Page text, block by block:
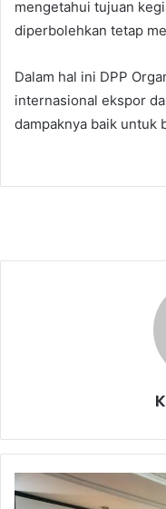
mengetahui tujuan
diperbolehkan tetap
Dalam hal ini DPP
internasional ekspor
dampaknya baik untuk
P
o